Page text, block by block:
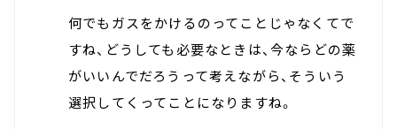
何でもガスをかけるのってことじゃなくてで
すね、どうしても必要なときは、今ならどの薬
がいいんでだろうって考えながら、そういう
選択してくってことになりますね。